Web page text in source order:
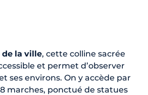
de la ville, cette colline sacrée
et permet d’observer
ses environs. On y accède par
marches, ponctué de statues